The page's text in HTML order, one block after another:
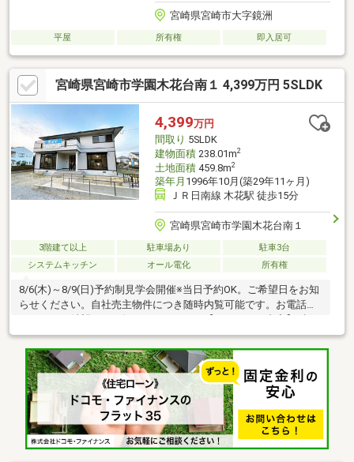
宮崎県宮崎市大字鏡洲
平屋 所有権 即入居可
宮崎県宮崎市学園木花台南１ 4,399万円 5SLDK
4,399万円
間取り 5SLDK
建物面積238.01m2
土地面積459.8m2
築年月 1996年10月(築29年11ヶ月)
ＪＲ日南線 木花駅 徒歩15分
宮崎県宮崎市学園木花台南１
3階建て以上 駐車場あり
駐車3台
システムキッチン
オール電化 所有権
8/6(木)～8/9(日)予約制見学会開催※当日予約OK。ご希望日をお知
らせください。自社売主物件につき随時内覧可能です。お電話か
準シロアリ防除工事、クリーニング、鍵交換、雨漏り点検、設備
点検●外構・外装駐車場拡張、屋根・外壁塗装、庭木伐採●水回り
システムキッチン交換、トイレ交換、洗面化粧台交換●内装間取
変更、室内ドア（一部）交換、床材上張り、シューズボックス交
換、クロス張替え、畳表替え、障子・襖張替え●その他設備給湯
器交換、インターホン設置、火災警報器設置、照明器具交換【お
すすめポイント】・